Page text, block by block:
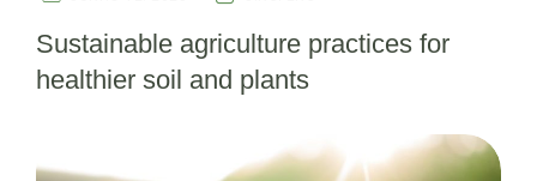
Sustainable agriculture practices for
healthier soil and plants